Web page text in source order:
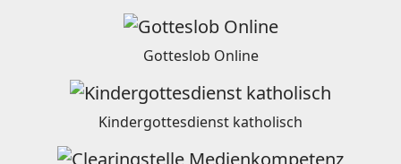
Gotteslob Online
Kindergottesdienst katholisch